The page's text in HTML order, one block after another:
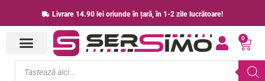
to
content
Livrare 14.90 lei oriunde în țară, în 1-2 zile lucrătoare!
0
Cart
Products
search